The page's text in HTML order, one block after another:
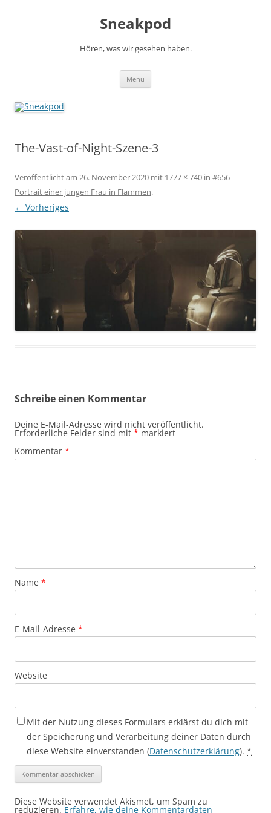
Sneakpod
Hören, was wir gesehen haben.
Menü
The-Vast-of-Night-Szene-3
Veröffentlicht am 26. November 2020 mit 1777 × 740 in #656 -
Portrait einer jungen Frau in Flammen.
← Vorheriges
Schreibe einen Kommentar
Deine E-Mail-Adresse wird nicht veröffentlicht.
Erforderliche Felder sind mit * markiert
Kommentar *
Name *
E-Mail-Adresse *
Website
Mit der Nutzung dieses Formulars erklärst du dich mit
der Speicherung und Verarbeitung deiner Daten durch
diese Website einverstanden (Datenschutzerklärung). *
Diese Website verwendet Akismet, um Spam zu
reduzieren. Erfahre, wie deine Kommentardaten